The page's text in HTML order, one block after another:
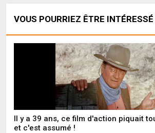
VOUS POURRIEZ ÊTRE INTÉRESSÉ
Il y a 39 ans, ce film d'action piquait
et c'est assumé !